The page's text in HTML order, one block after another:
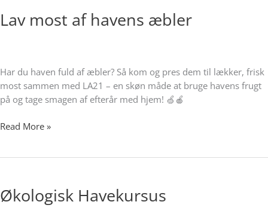
Lav most af havens æbler
Har du haven fuld af æbler? Så kom og pres dem til lækker, frisk
most sammen med LA21 – en skøn måde at bruge havens frugt
på og tage smagen af efterår med hjem! 🍏🍎
af
havens
Read More »
Økologisk Havekursus